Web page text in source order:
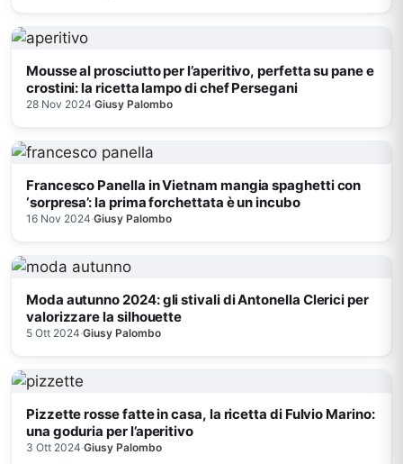
Mousse al prosciutto per l’aperitivo, perfetta su pane e
crostini: la ricetta lampo di chef Persegani
28 Nov 2024·Giusy Palombo
Francesco Panella in Vietnam mangia spaghetti con
‘sorpresa’: la prima forchettata è un incubo
16 Nov 2024·Giusy Palombo
Moda autunno 2024: gli stivali di Antonella Clerici per
valorizzare la silhouette
5 Ott 2024·Giusy Palombo
Pizzette rosse fatte in casa, la ricetta di Fulvio Marino:
una goduria per l’aperitivo
3 Ott 2024·Giusy Palombo